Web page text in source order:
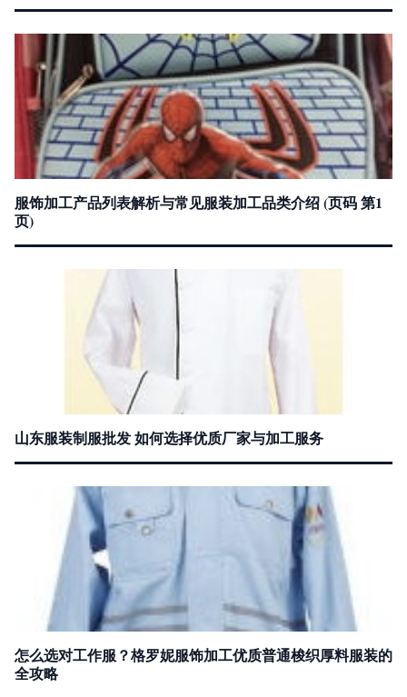
服饰加工产品列表解析与常见服装加工品类介绍 (页码 第1
页)
山东服装制服批发 如何选择优质厂家与加工服务
怎么选对工作服？格罗妮服饰加工优质普通梭织厚料服装的
全攻略